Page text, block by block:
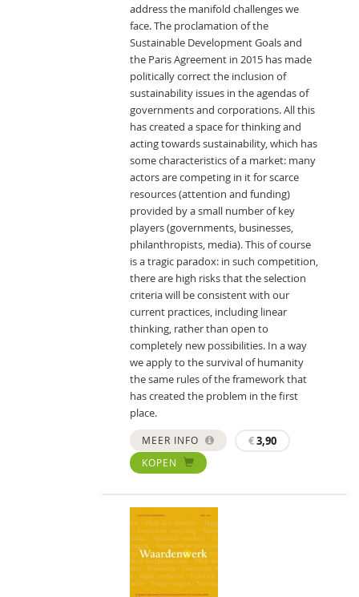
address the manifold challenges we
face. The proclamation of the
Sustainable Development Goals and
the Paris Agreement in 2015 has made
politically correct the inclusion of
sustainability issues in the agendas of
governments and corporations. All this
has created a space for thinking and
acting towards sustainability, which has
some characteristics of a market: many
actors are competing in it for scarce
resources (attention and funding)
provided by a small number of key
players (governments, businesses,
philanthropists, media). This of course
is a tragic paradox: in such competition,
there are high risks that the selection
criteria will be consistent with our
current practices, including linear
thinking, rather than open to
completely new possibilities. In a way
we apply to the survival of humanity
the same rules of the framework that
has created the problem in the first
place.
MEER INFO €3,90
KOPEN